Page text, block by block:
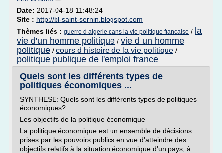
Date: 2017-04-18 11:48:24
Site : http://bl-saint-sernin.blogspot.com
Thèmes liés : guerre d algerie dans la vie politique francaise / la
vie d'un homme politique / vie d un homme
politique / cours d histoire de la vie politique /
politique publique de l'emploi france
Quels sont les différents types de
politiques économiques ...
SYNTHESE: Quels sont les différents types de politiques
économiques?
Les objectifs de la politique économique
La politique économique est un ensemble de décisions
prises par les pouvoirs publics en vue d'atteindre des
objectifs relatifs à la situation économique d'un pays, à